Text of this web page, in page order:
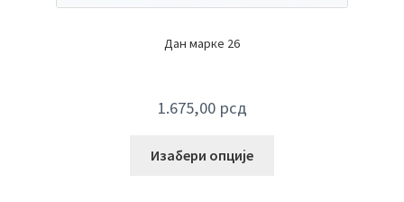
Дан марке 26
1.675,00 рсд
Изабери опције